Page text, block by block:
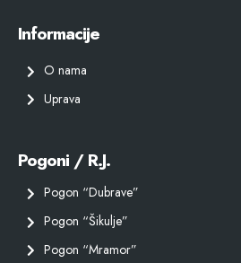
Informacije
O nama
Uprava
Pogoni / R.J.
Pogon “Dubrave”
Pogon “Šikulje”
Pogon “Mramor”